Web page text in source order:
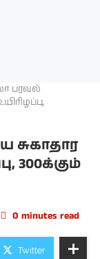
பரவல்
300க்கும்
0 minutes read
Twitter